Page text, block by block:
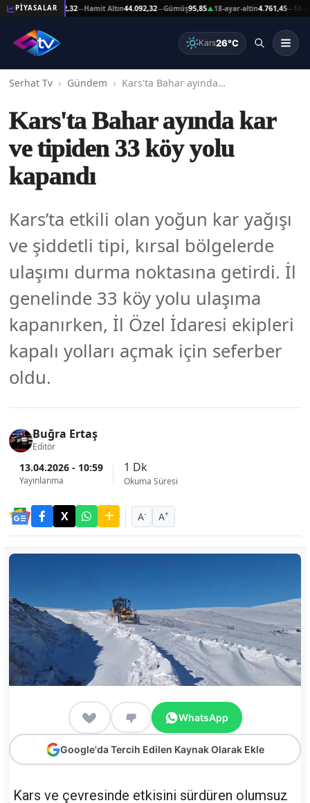
PİYASALAR
Altın44.092,32 —Hamit Altın44.092,32—Gümüş95,85▲18-ayar-altin4.761,45—14-ayar-
Kars26°C
Serhat Tv Gündem Kars'ta Bahar ayında kar ve tipiden 33 köy yolu kapandı
Kars'ta Bahar ayında kar
ve tipiden 33 köy yolu
kapandı
Kars’ta etkili olan yoğun kar yağışı
ve şiddetli tipi, kırsal bölgelerde
ulaşımı durma noktasına getirdi. İl
genelinde 33 köy yolu ulaşıma
kapanırken, İl Özel İdaresi ekipleri
kapalı yolları açmak için seferber
oldu.
Buğra Ertaş
Editör
13.04.2026 - 10:59
Yayınlanma
1 Dk
Okuma Süresi
A- A+
WhatsApp
Google'da Tercih Edilen Kaynak Olarak Ekle
Kars ve çevresinde etkisini sürdüren olumsuz